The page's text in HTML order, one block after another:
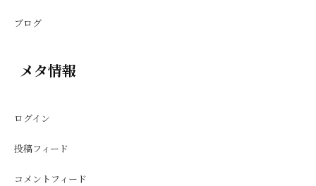
ブログ
メタ情報
ログイン
投稿フィード
コメントフィード